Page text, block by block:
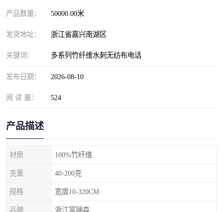
产品数量： 50000.00米
发货地址： 浙江省嘉兴南湖区
关键词： 多系列竹纤维水刺无纺布电话
发布日期： 2026-08-10
阅 读 量： 524
产品描述
材质 100%竹纤维
克重 40-200克
规格 宽度10-320CM
品牌 浙江富瑞森